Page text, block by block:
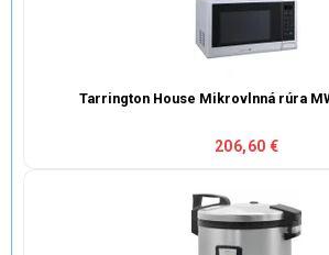
Tarrington House Mikrovlnná rúra
206,60 €